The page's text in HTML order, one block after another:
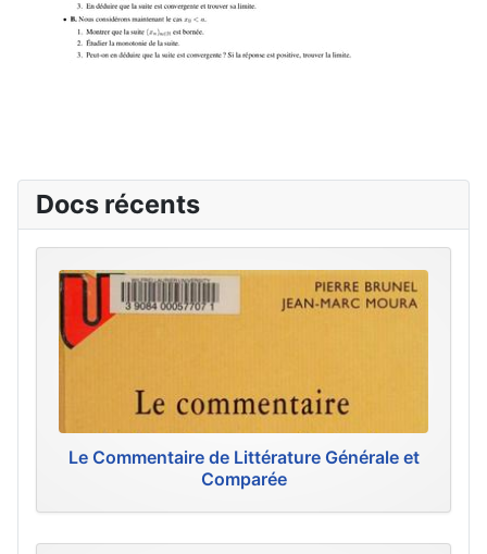
Docs récents
Le Commentaire de Littérature Générale et
Comparée